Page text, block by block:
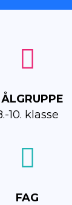
10. klasse
FAG